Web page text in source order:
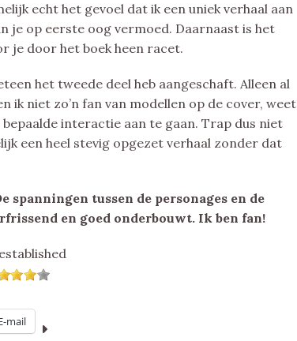
echt het gevoel dat ik een uniek verhaal aan
je op eerste oog vermoed. Daarnaast is het
je door het boek heen racet.
het tweede deel heb aangeschaft. Alleen al
ik niet zo’n fan van modellen op de cover, weet
interactie aan te gaan. Trap dus niet
een heel stevig opgezet verhaal zonder dat
spanningen tussen de personages en de
en goed onderbouwt. Ik ben fan!
mail